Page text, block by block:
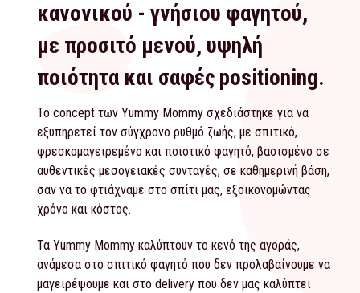
κανονικού - γνήσιου φαγητού,
με προσιτό μενού, υψηλή
ποιότητα και σαφές positioning.
Το concept των Yummy Mommy σχεδιάστηκε για να
εξυπηρετεί τον σύγχρονο ρυθμό ζωής, με σπιτικό,
φρεσκομαγειρεμένο και ποιοτικό φαγητό, βασισμένο σε
αυθεντικές μεσογειακές συνταγές, σε καθημερινή βάση,
σαν να το φτιάχναμε στο σπίτι μας, εξοικονομώντας
χρόνο και κόστος.
Τα Yummy Mommy καλύπτουν το κενό της αγοράς,
ανάμεσα στο σπιτικό φαγητό που δεν προλαβαίνουμε να
μαγειρέψουμε και στο delivery που δεν μας καλύπτει